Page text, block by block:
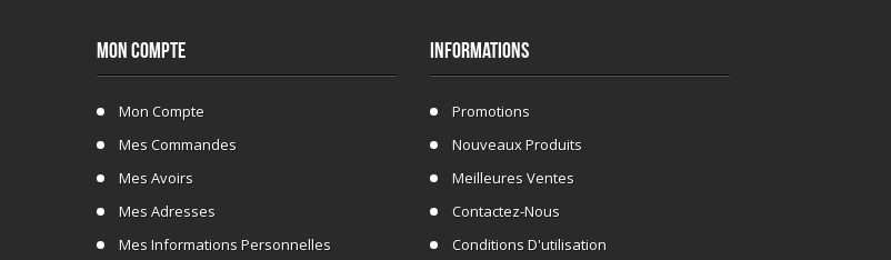
MON COMPTE
Mon Compte
Mes Commandes
Mes Avoirs
Mes Adresses
Mes Informations Personnelles
INFORMATIONS
Promotions
Nouveaux Produits
Meilleures Ventes
Contactez-Nous
Conditions D'utilisation